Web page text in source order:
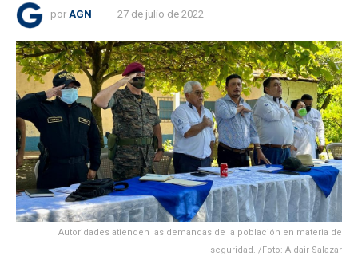
por AGN 27 de julio de 2022
Autoridades atienden las demandas de la población en materia de
seguridad. /Foto: Aldair Salazar